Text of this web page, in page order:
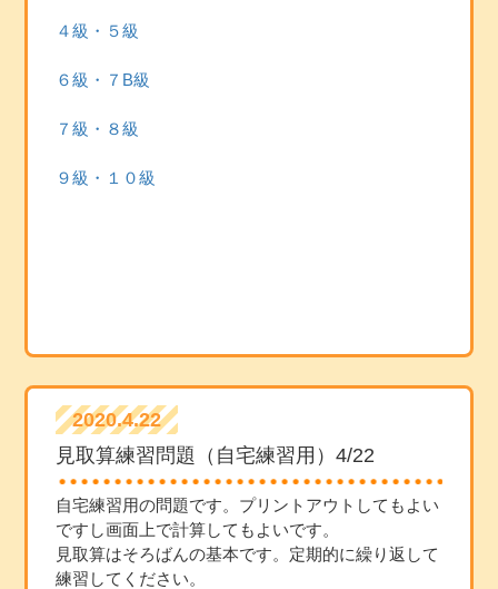
４級・５級
６級・７B級
７級・８級
９級・１０級
2020.4.22
見取算練習問題（自宅練習用）4/22
自宅練習用の問題です。プリントアウトしてもよい
ですし画面上で計算してもよいです。
見取算はそろばんの基本です。定期的に繰り返して
練習してください。